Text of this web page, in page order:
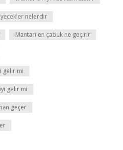
nelerdir
Mantarı en çabuk ne geçirir
gelir mi
gelir mi
geçer